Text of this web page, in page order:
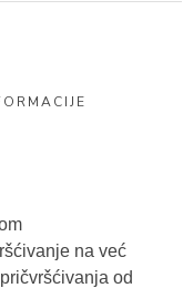
na već
od